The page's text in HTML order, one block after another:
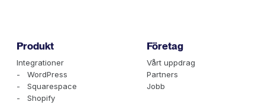
Produkt
Integrationer
- WordPress
- Squarespace
- Shopify
Företag
Vårt uppdrag
Partners
Jobb